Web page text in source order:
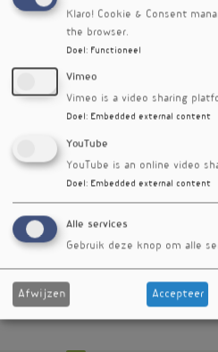
Lage sociaal-
geassocieerd met
vitaminetekorten
Scheurbuik nog
Symptomen
samen met
galstenen
Vitamine B12 uit
helpen bij tekort
Klaro! Cookie & Consent
the browser.
Doel : Functioneel
Vimeo
Vimeo is a video sharing
Doel : Embedded external content
YouTube
YouTube is an online video
Doel : Embedded external content
Alle services
Gebruik deze knop om alle
Afwijzen Accepteer